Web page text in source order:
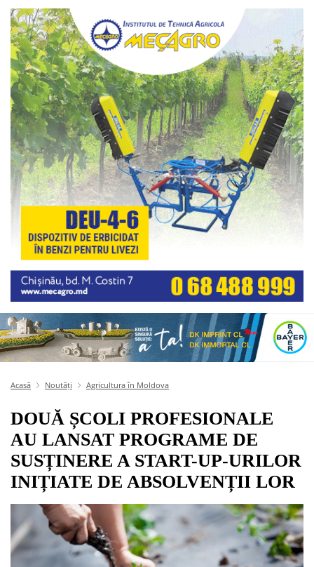
Acasă Noutăți Agricultura în Moldova
DOUĂ ȘCOLI PROFESIONALE
AU LANSAT PROGRAME DE
SUSȚINERE A START-UP-URILOR
INIȚIATE DE ABSOLVENȚII LOR